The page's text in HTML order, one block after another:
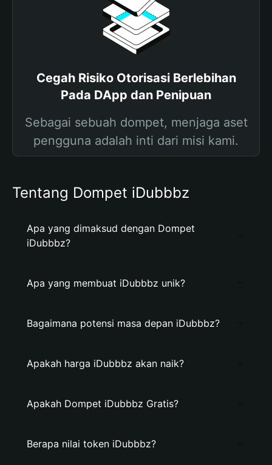
Cegah Risiko Otorisasi Berlebihan
Pada DApp dan Penipuan
Sebagai sebuah dompet, menjaga aset
pengguna adalah inti dari misi kami.
Tentang Dompet iDubbbz
Apa yang dimaksud dengan Dompet
iDubbbz?
Apa yang membuat iDubbbz unik?
Bagaimana potensi masa depan iDubbbz?
Apakah harga iDubbbz akan naik?
Apakah Dompet iDubbbz Gratis?
Berapa nilai token iDubbbz?